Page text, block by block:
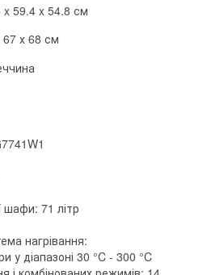
x 59.4 x 54.8 см
67 х 68 см
шафи: 71 літр
нагрівання:
у діапазоні 30 °C - 300 °C